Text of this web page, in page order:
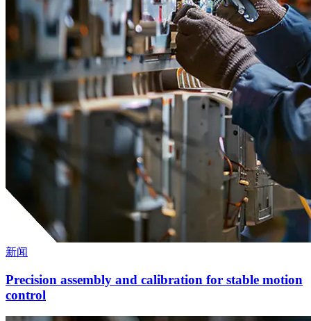
新闻
Precision assembly and calibration for stable motion
control